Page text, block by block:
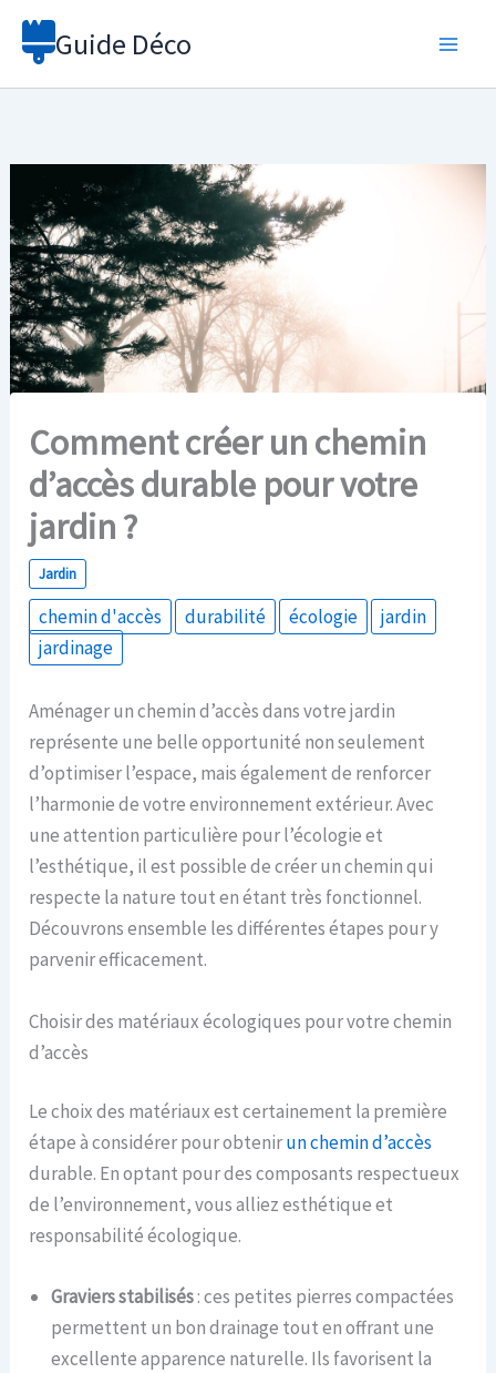
Aller
Guide Déco
Comment créer un chemin
d’accès durable pour votre
jardin ?
Jardin
chemin d'accès durabilité écologie
jardin
jardinage
Aménager un chemin d’accès dans votre jardin
représente une belle opportunité non seulement
d’optimiser l’espace, mais également de renforcer
l’harmonie de votre environnement extérieur. Avec
une attention particulière pour l’écologie et
l’esthétique, il est possible de créer un chemin qui
respecte la nature tout en étant très fonctionnel.
Découvrons ensemble les différentes étapes pour y
parvenir efficacement.
Choisir des matériaux écologiques pour votre chemin
d’accès
Le choix des matériaux est certainement la première
étape à considérer pour obtenirun chemin d’accès
durable. En optant pour des composants respectueux
de l’environnement, vous alliez esthétique et
responsabilité écologique.
Graviers stabilisés: ces petites pierres compactées
permettent un bon drainage tout en offrant une
excellente apparence naturelle. Ils favorisent la